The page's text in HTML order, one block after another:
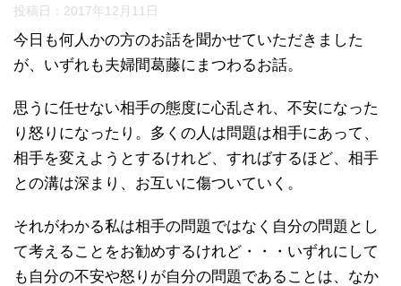
投稿日： 2017年12月11日
今日も何人かの方のお話を聞かせていただきました
が、いずれも夫婦間葛藤にまつわるお話。
思うに任せない相手の態度に心乱され、不安になった
り怒りになったり。多くの人は問題は相手にあって、
相手を変えようとするけれど、すればするほど、相手
との溝は深まり、お互いに傷ついていく。
それがわかる私は相手の問題ではなく自分の問題とし
て考えることをお勧めするけれど・・・いずれにして
も自分の不安や怒りが自分の問題であることは、なか